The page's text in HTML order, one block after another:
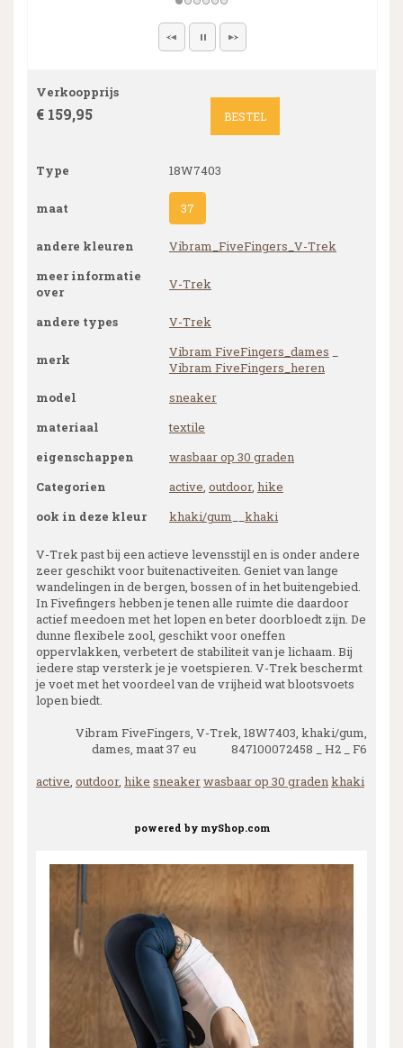
Verkoopprijs
€ 159,95 BESTEL
Type 18W7403
maat 37
andere kleuren
Vibram_FiveFingers_V-Trek
meer informatie
over
V-Trek
andere types V-Trek
merk Vibram FiveFingers_dames
Vibram FiveFingers_heren
model
sneaker
materiaal
textile
eigenschappen
wasbaar op 30 graden
Categorien
active, outdoor, hike
ook in deze kleur
khaki/gum khaki
V-Trek past bij een actieve levensstijl en is onder andere
zeer geschikt voor buitenactiveiten. Geniet van lange
wandelingen in de bergen, bossen of in het buitengebied.
In Fivefingers hebben je tenen alle ruimte die daardoor
actief meedoen met het lopen en beter doorbloedt zijn. De
dunne flexibele zool, geschikt voor oneffen
oppervlakken, verbetert de stabiliteit van je lichaam. Bij
iedere stap versterk je je voetspieren. V-Trek beschermt
je voet met het voordeel van de vrijheid wat blootsvoets
lopen biedt.
Vibram FiveFingers, V-Trek, 18W7403, khaki/gum,
dames, maat 37 eu 847100072458 _ H2 _ F6
active, outdoor, hike sneakerwasbaar op 30 gradenkhaki
powered by myShop.com